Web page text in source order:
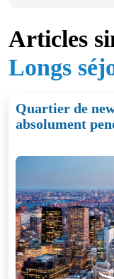
Articles
Longs
Quartier de
absolument